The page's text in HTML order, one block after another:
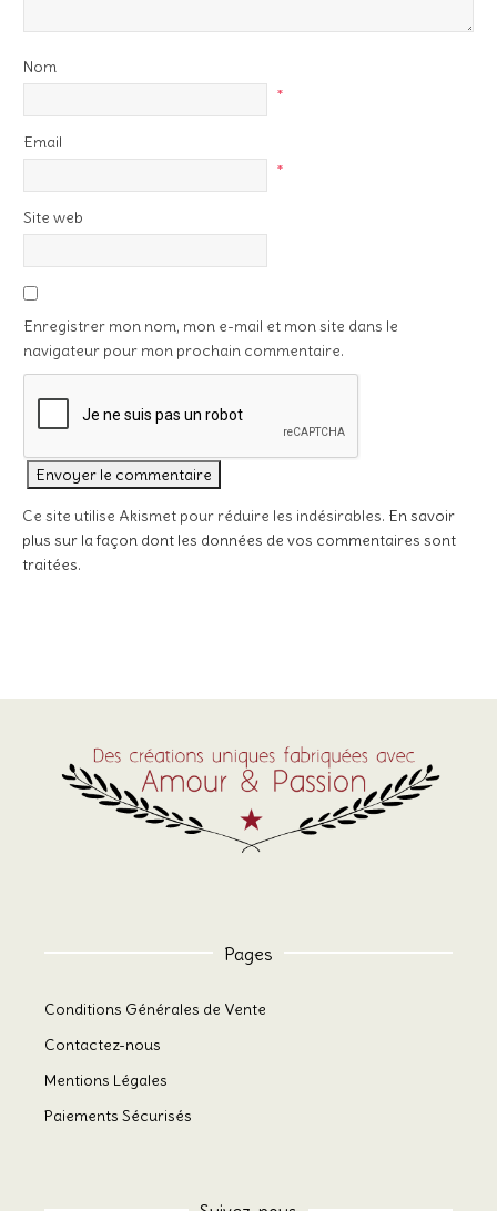
Nom
*
Email
*
Site web
Enregistrer mon nom, mon e-mail et mon site dans le
navigateur pour mon prochain commentaire.
Ce site utilise Akismet pour réduire les indésirables. En savoir
plus sur la façon dont les données de vos commentaires sont
traitées.
Pages
Conditions Générales de Vente
Contactez-nous
Mentions Légales
Paiements Sécurisés